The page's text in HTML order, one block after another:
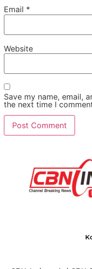
Email *
Website
Save my name, email,
the next time I